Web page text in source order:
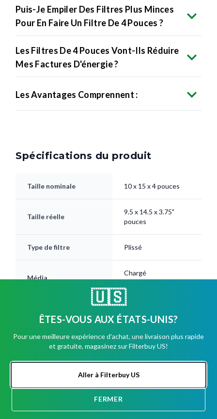
Puis-Je Empiler Des Filtres Plus Minces
Pour En Faire Un Filtre De 4 Pouces ?
Les Filtres De 4 Pouces Vont-Ils Réduire
Mes Factures D'énergie ?
Les Avantages Comprennent :
Spécifications du produit
Taille nominale 10 x 15 x 4 pouces
Taille réelle
9.5 x 14.5 x 3.75"
pouces
Type de filtre Plissé
Média
Chargé
Carton pour boissons
Cotes MERV
disponibles
8, 11, 13
🇺🇸
ÊTES-VOUS AUX ÉTATS-UNIS?
Pour une meilleure expérience d'achat, une livraison plus rapide
et gratuite, magasinez sur Filterbuy US!
Aller à Filterbuy US
FERMER